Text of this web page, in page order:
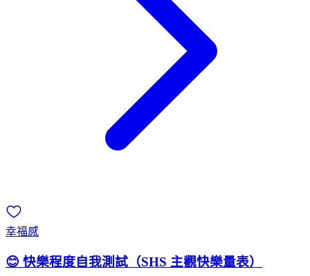
幸福感
😊 快樂程度自我測試（SHS 主觀快樂量表）